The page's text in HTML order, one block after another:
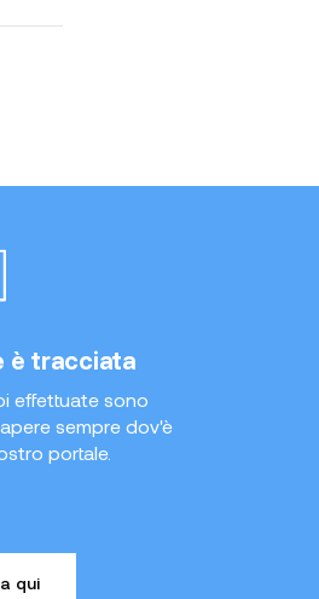
è tracciata
effettuate sono
sempre dov'è
portale.
qui